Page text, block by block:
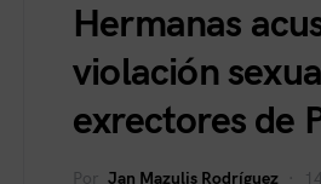
Hermanas
violación
exrectores de
Por Jan Mazulis Rodríguez